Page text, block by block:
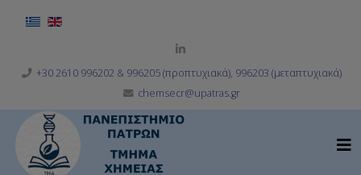
Επιλέξτε τη γλώσσα σας
+30 2610 996202 & 996205 (προπτυχιακά), 996203 (μεταπτυχιακά)
chemsecr@upatras.gr